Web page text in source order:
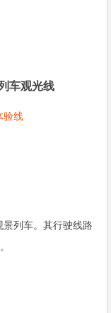
车观光线
验线
列车。其行驶线路